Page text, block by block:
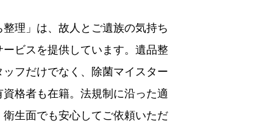
理」は、故人とご遺族の気持ち
ビスを提供しています。遺品整
フだけでなく、除菌マイスター
格者も在籍。法規制に沿った適
生面でも安心してご依頼いただ